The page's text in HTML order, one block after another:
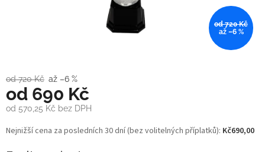
od 720 Kč
až –6 %
od 720 Kč až –6 %
od 690 Kč
od 570,25 Kč bez DPH
Měrná
cena:
Nejnižší cena za posledních 30 dní (bez volitelných příplatků): Kč690,00